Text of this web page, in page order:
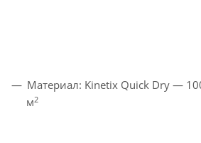
Материал: Kinetix Quick Dry —
м2